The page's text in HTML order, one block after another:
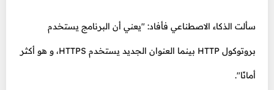
سألت الذكاء الاصطناعي فأفاد: "يعني أن البرنامج يستخدم
بروتوكول HTTP بينما العنوان الجديد يستخدم HTTPS، و هو أكثر
أمانًا".